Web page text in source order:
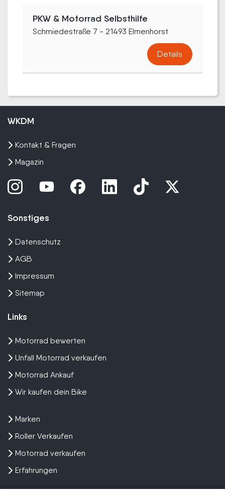
PKW & Motorrad Selbsthilfe
Schmiedestraße 7 - 21493 Elmenhorst
Details
WKDM
Kontakt & Fragen
Magazin
Sonstiges
Datenschutz
AGB
Impressum
Sitemap
Links
Motorrad bewerten
Unfall Motorrad verkaufen
Motorrad Ankauf
Wir kaufen dein Bike
Marken
Roller Verkaufen
Motorrad verkaufen
Erfahrungen